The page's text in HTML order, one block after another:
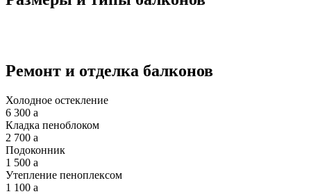
Ремонт и отделка балконов
Холодное остекление
6 300 a
Кладка пеноблоком
2 700 a
Подоконник
1 500 a
Утепление пеноплексом
1 100 a